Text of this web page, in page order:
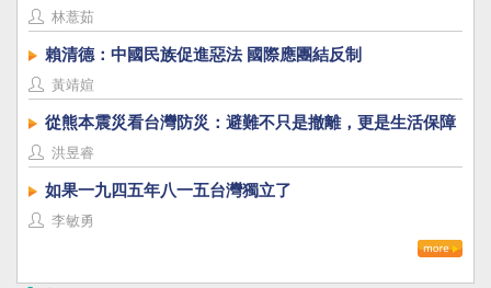
林薏茹
賴清德：中國民族促進惡法 國際應團結反制
黃靖媗
從熊本震災看台灣防災：避難不只是撤離，更是生活保障
洪昱睿
如果一九四五年八一五台灣獨立了
李敏勇